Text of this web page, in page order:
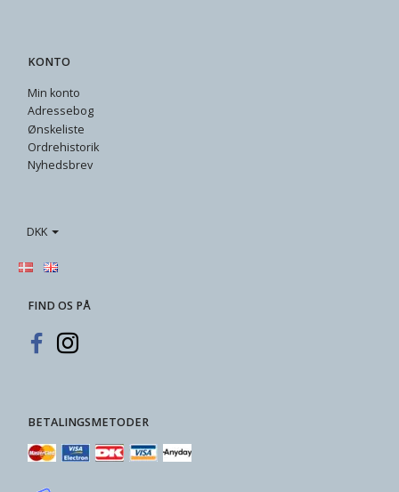
KONTO
Min konto
Adressebog
Ønskeliste
Ordrehistorik
Nyhedsbrev
DKK
FIND OS PÅ
BETALINGSMETODER